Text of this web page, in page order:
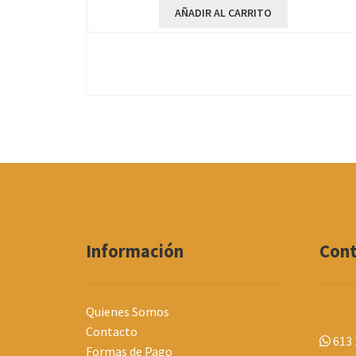
originalactual
AÑADIR AL CARRITO
Información
Quienes Somos
Contacto
Formas de Pago
613